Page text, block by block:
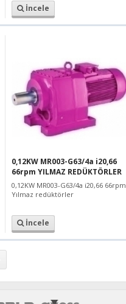
İncele
0,12KW MR003-G63/4a i20,66
66rpm YILMAZ REDÜKTÖRLER
0,12KW MR003-G63/4a i20,66 66rpm
Yılmaz redüktörler
İncele